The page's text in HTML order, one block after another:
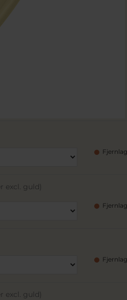
excl. guld)
excl. guld)